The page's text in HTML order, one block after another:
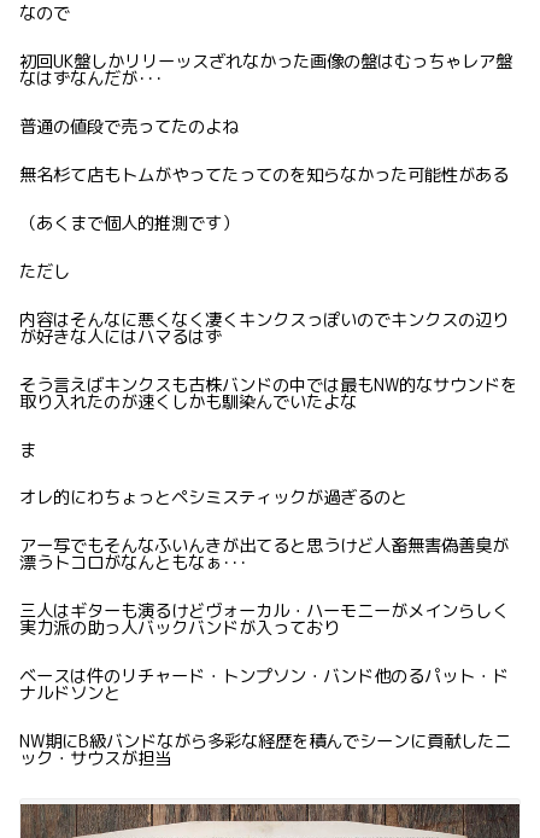
なので
初回UK盤しかリリーッスざれなかった画像の盤はむっちゃレア盤
なはずなんだが･･･
普通の値段で売ってたのよね
無名杉て店もトムがやってたってのを知らなかった可能性がある
（あくまで個人的推測です）
ただし
内容はそんなに悪くなく凄くキンクスっぽいのでキンクスの辺り
が好きな人にはハマるはず
そう言えばキンクスも古株バンドの中では最もNW的なサウンドを
取り入れたのが速くしかも馴染んでいたよな
ま
オレ的にわちょっとペシミスティックが過ぎるのと
アー写でもそんなふいんきが出てると思うけど人畜無害偽善臭が
漂うトコロがなんともなぁ･･･
三人はギターも演るけどヴォーカル・ハーモニーがメインらしく
実力派の助っ人バックバンドが入っており
ベースは件のリチャード・トンプソン・バンド他のるパット・ド
ナルドソンと
NW期にB級バンドながら多彩な経歴を積んでシーンに貢献したニ
ック・サウスが担当